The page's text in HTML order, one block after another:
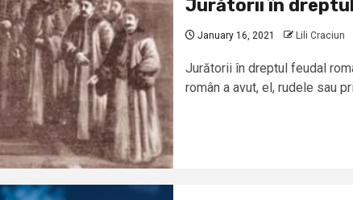
Jurătorii în
January 16, 2021 Lili Craciun
Jurătorii în dreptul feudal
român a avut, el, rudele sau